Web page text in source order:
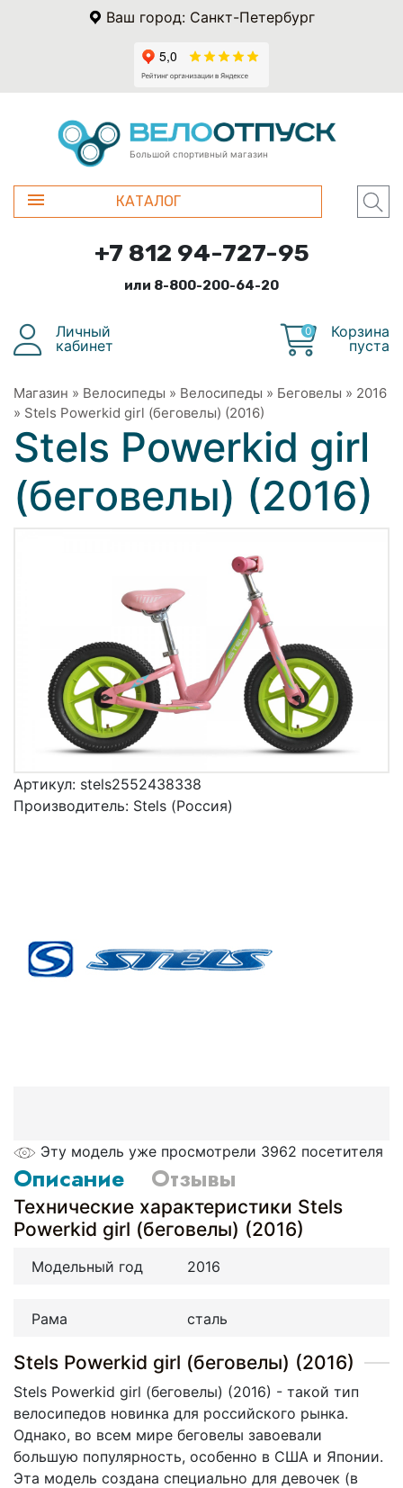
Ваш город: Санкт-Петербург
Большой спортивный магазин
КАТАЛОГ
+7 812 94-727-95
или 8-800-200-64-20
Личный
кабинет
0
Корзина
пуста
Магазин » Велосипеды » Велосипеды » Беговелы » 2016
» Stels Powerkid girl (беговелы) (2016)
Stels Powerkid girl
(беговелы) (2016)
Артикул: stels2552438338
Производитель: Stels (Россия)
Эту модель уже просмотрели 3962 посетителя
Описание Отзывы
Технические характеристики Stels
Powerkid girl (беговелы) (2016)
Модельный год 2016
Рама сталь
Stels Powerkid girl (беговелы) (2016)
Stels Powerkid girl (беговелы) (2016) - такой тип
велосипедов новинка для российского рынка.
Однако, во всем мире беговелы завоевали
большую популярность, особенно в США и Японии.
Эта модель создана специально для девочек (в